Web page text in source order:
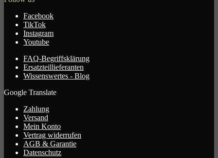
Facebook
TikTok
Instagram
Youtube
FAQ-Begriffsklärung
Ersatzteillieferanten
Wissenswertes - Blog
Google Translate
Zahlung
Versand
Mein Konto
Vertrag widerrufen
AGB & Garantie
Datenschutz